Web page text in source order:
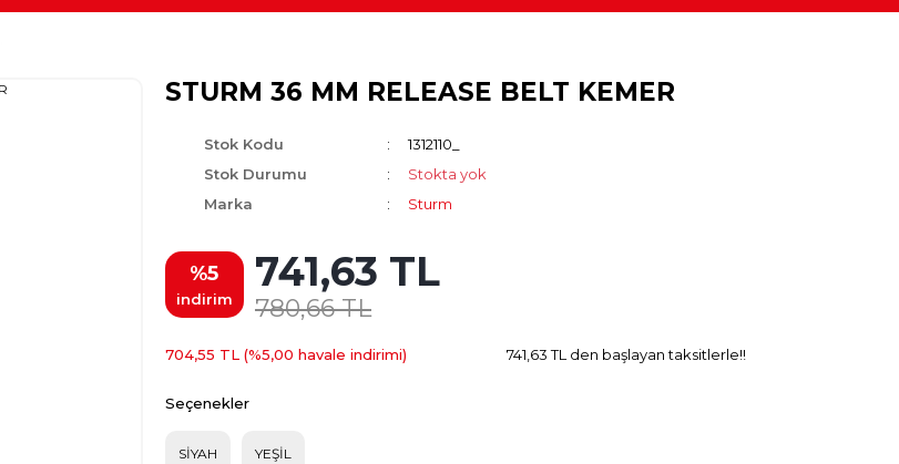
STURM 36 MM RELEASE BELT KEMER
Stok Kodu
1312110_
Stok Durumu
Stokta yok
Marka
Sturm
%5
indirim
741,63 TL
780,66 TL
704,55 TL (%5,00 havale indirimi) 741,63 TL den başlayan taksitlerle!!
Seçenekler
SİYAH YEŞİL